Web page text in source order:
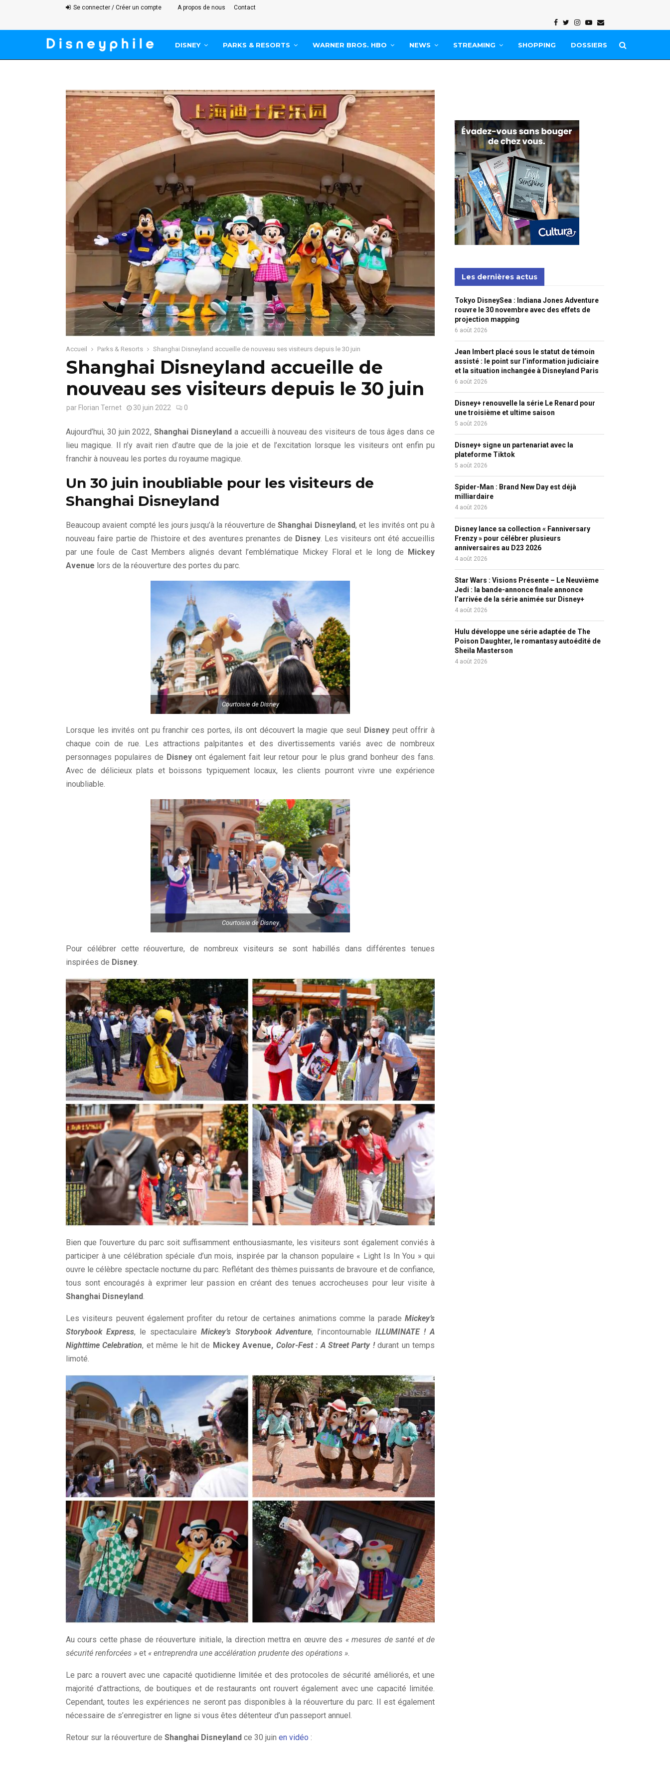
Se connecter / Créer un compte A propos de nous Contact
Facebook
Twitter
Instagram
Youtube
Email
DISNEY PARKS & RESORTS WARNER BROS. HBO NEWS STREAMING SHOPPING DOSSIERS
Accueil Parks & Resorts Shanghai Disneyland accueille de nouveau ses visiteurs depuis le 30 juin
Shanghai Disneyland accueille de
nouveau ses visiteurs depuis le 30 juin
par Florian Ternet 30 juin 2022 0
Aujourd’hui, 30 juin 2022, Shanghai Disneyland a accueilli à nouveau des visiteurs de tous âges dans ce
lieu magique. Il n’y avait rien d’autre que de la joie et de l’excitation lorsque les visiteurs ont enfin pu
franchir à nouveau les portes du royaume magique.
Un 30 juin inoubliable pour les visiteurs de
Shanghai Disneyland
Beaucoup avaient compté les jours jusqu’à la réouverture deShanghai Disneyland, et les invités ont pu à
nouveau faire partie de l’histoire et des aventures prenantes de Disney. Les visiteurs ont été accueillis
par une foule de Cast Members alignés devant l’emblématique Mickey Floral et le long de Mickey
Avenue lors de la réouverture des portes du parc.
Courtoisie de Disney
Lorsque les invités ont pu franchir ces portes, ils ont découvert la magie que seul Disney peut offrir à
chaque coin de rue. Les attractions palpitantes et des divertissements variés avec de nombreux
personnages populaires de Disney ont également fait leur retour pour le plus grand bonheur des fans.
Avec de délicieux plats et boissons typiquement locaux, les clients pourront vivre une expérience
inoubliable.
Courtoisie de Disney
Pour célébrer cette réouverture, de nombreux visiteurs se sont habillés dans différentes tenues
inspirées de Disney.
Bien que l’ouverture du parc soit suffisamment enthousiasmante, les visiteurs sont également conviés à
participer à une célébration spéciale d’un mois, inspirée par la chanson populaire « Light Is In You » qui
ouvre le célèbre spectacle nocturne du parc. Reflétant des thèmes puissants de bravoure et de confiance,
tous sont encouragés à exprimer leur passion en créant des tenues accrocheuses pour leur visite à
Shanghai Disneyland.
Les visiteurs peuvent également profiter du retour de certaines animations comme la parade Mickey’s
Storybook Express, le spectaculaireMickey’s Storybook Adventure, l’incontournable ILLUMINATE ! A
Nighttime Celebration, et même le hit de Mickey Avenue, Color-Fest : A Street Party !durant un temps
limoté.
Au cours cette phase de réouverture initiale, la direction mettra en œuvre des « mesures de santé et de
sécurité renforcées » et « entreprendra une accélération prudente des opérations ».
Le parc a rouvert avec une capacité quotidienne limitée et des protocoles de sécurité améliorés, et une
majorité d’attractions, de boutiques et de restaurants ont rouvert également avec une capacité limitée.
Cependant, toutes les expériences ne seront pas disponibles à la réouverture du parc. Il est également
nécessaire de s’enregistrer en ligne si vous êtes détenteur d’un passeport annuel.
Retour sur la réouverture de Shanghai Disneyland ce 30 juin en vidéo :
Les dernières actus
Tokyo DisneySea : Indiana Jones Adventure
rouvre le 30 novembre avec des effets de
projection mapping
6 août 2026
Jean Imbert placé sous le statut de témoin
assisté : le point sur l’information judiciaire
et la situation inchangée à Disneyland Paris
6 août 2026
Disney+ renouvelle la série Le Renard pour
une troisième et ultime saison
5 août 2026
Disney+ signe un partenariat avec la
plateforme Tiktok
5 août 2026
Spider-Man : Brand New Day est déjà
milliardaire
4 août 2026
Disney lance sa collection « Fanniversary
Frenzy » pour célébrer plusieurs
anniversaires au D23 2026
4 août 2026
Star Wars : Visions Présente – Le Neuvième
Jedi : la bande-annonce finale annonce
l’arrivée de la série animée sur Disney+
4 août 2026
Hulu développe une série adaptée de The
Poison Daughter, le romantasy autoédité de
Sheila Masterson
4 août 2026